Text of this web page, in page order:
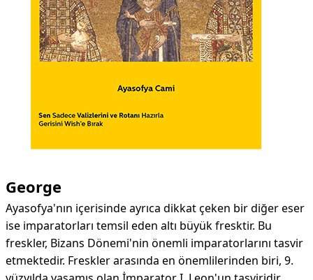
George
Ayasofya'nın içerisinde ayrıca dikkat çeken bir diğer eser
ise imparatorları temsil eden altı büyük fresktir. Bu
freskler, Bizans Dönemi'nin önemli imparatorlarını tasvir
etmektedir. Freskler arasında en önemlilerinden biri, 9.